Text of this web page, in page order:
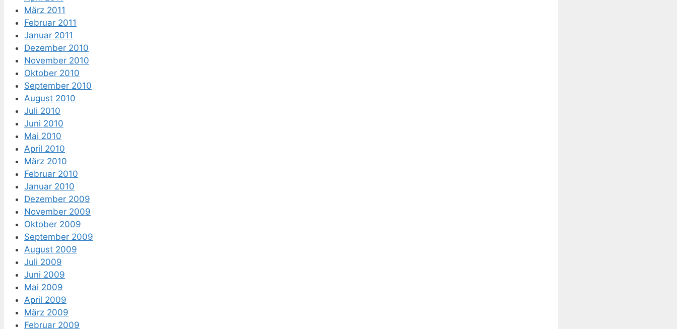
März 2011
Februar 2011
Januar 2011
Dezember 2010
November 2010
Oktober 2010
September 2010
August 2010
Juli 2010
Juni 2010
Mai 2010
April 2010
März 2010
Februar 2010
Januar 2010
Dezember 2009
November 2009
Oktober 2009
September 2009
August 2009
Juli 2009
Juni 2009
Mai 2009
April 2009
März 2009
Februar 2009